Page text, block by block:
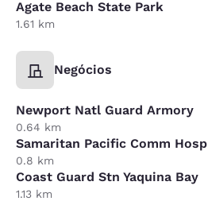
Agate Beach State Park
1.61 km
Negócios
Newport Natl Guard Armory
0.64 km
Samaritan Pacific Comm Hosp
0.8 km
Coast Guard Stn Yaquina Bay
1.13 km